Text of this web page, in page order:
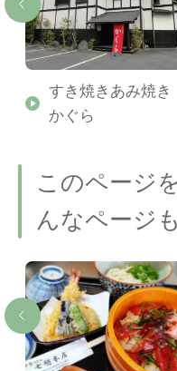
すき焼きあみ焼き
かぐら
このページ
んなページ